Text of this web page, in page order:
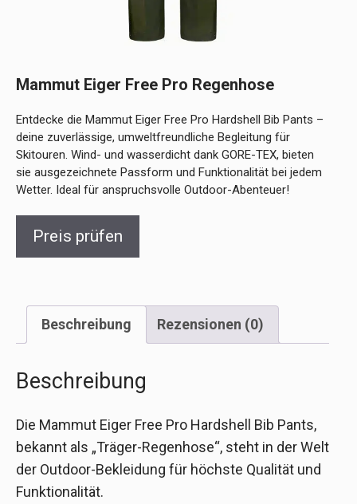
Mammut Eiger Free Pro Regenhose
Entdecke die Mammut Eiger Free Pro Hardshell Bib Pants –
deine zuverlässige, umweltfreundliche Begleitung für
Skitouren. Wind- und wasserdicht dank GORE-TEX, bieten
sie ausgezeichnete Passform und Funktionalität bei jedem
Wetter. Ideal für anspruchsvolle Outdoor-Abenteuer!
Preis prüfen
Beschreibung Rezensionen (0)
Beschreibung
Die Mammut Eiger Free Pro Hardshell Bib Pants,
bekannt als „Träger-Regenhose“, steht in der Welt
der Outdoor-Bekleidung für höchste Qualität und
Funktionalität.